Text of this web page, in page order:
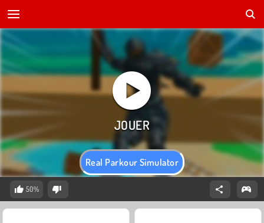
Real Parkour Simulator
50%